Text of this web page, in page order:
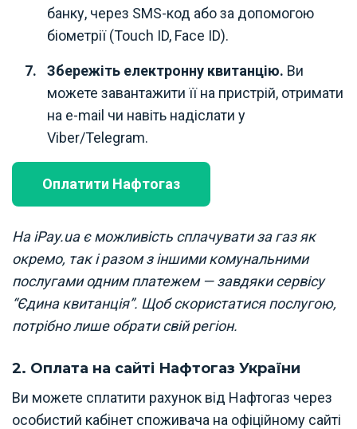
банку, через SMS-код або за допомогою
біометрії (Touch ID, Face ID).
Збережіть електронну квитанцію. Ви
можете завантажити її на пристрій, отримати
на e-mail чи навіть надіслати у
Viber/Telegram.
Оплатити Нафтогаз
На iPay.ua є можливість сплачувати за газ як
окремо, так і разом з іншими комунальними
послугами одним платежем — завдяки сервісу
“Єдина квитанція”. Щоб скористатися послугою,
потрібно лише обрати свій регіон.
2. Оплата на сайті Нафтогаз України
Ви можете сплатити рахунок від Нафтогаз через
особистий кабінет споживача на офіційному сайті